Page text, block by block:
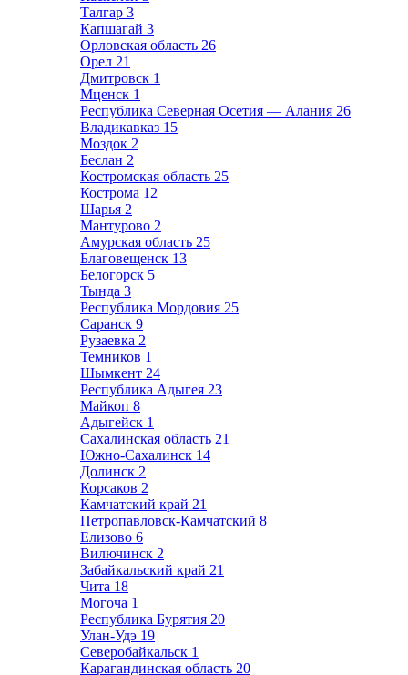
Талгар 3
Капшагай 3
Орловская область 26
Орел 21
Дмитровск 1
Мценск 1
Республика Северная Осетия — Алания 26
Владикавказ 15
Моздок 2
Беслан 2
Костромская область 25
Кострома 12
Шарья 2
Мантурово 2
Амурская область 25
Благовещенск 13
Белогорск 5
Тында 3
Республика Мордовия 25
Саранск 9
Рузаевка 2
Темников 1
Шымкент 24
Республика Адыгея 23
Майкоп 8
Адыгейск 1
Сахалинская область 21
Южно-Сахалинск 14
Долинск 2
Корсаков 2
Камчатский край 21
Петропавловск-Камчатский 8
Елизово 6
Вилючинск 2
Забайкальский край 21
Чита 18
Могоча 1
Республика Бурятия 20
Улан-Удэ 19
Северобайкальск 1
Карагандинская область 20